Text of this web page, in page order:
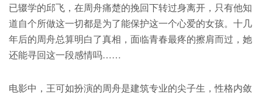
已辍学的邱飞，在周舟痛楚的挽回下转过身离开，只有他知
道自个所做这一切都是为了能保护这一个心爱的女孩。十几
年后的周舟总算明白了真相，面临青春最疼的擦肩而过，她
还能寻回这一段感情吗……
电影中，王可如扮演的周舟是建筑专业的尖子生，性格内敛